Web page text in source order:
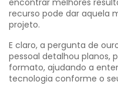
encontrar melhores
recurso pode dar aquela
projeto.
E claro, a pergunta de
pessoal detalhou planos,
formato, ajudando a
tecnologia conforme o